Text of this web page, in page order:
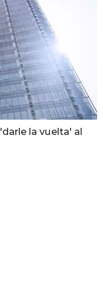
la vuelta' al